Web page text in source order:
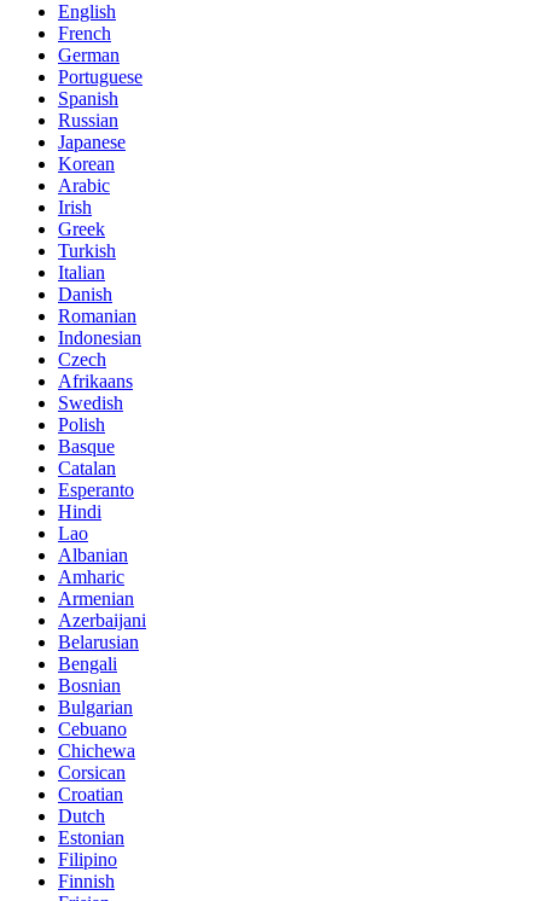
English
French
German
Portuguese
Spanish
Russian
Japanese
Korean
Arabic
Irish
Greek
Turkish
Italian
Danish
Romanian
Indonesian
Czech
Afrikaans
Swedish
Polish
Basque
Catalan
Esperanto
Hindi
Lao
Albanian
Amharic
Armenian
Azerbaijani
Belarusian
Bengali
Bosnian
Bulgarian
Cebuano
Chichewa
Corsican
Croatian
Dutch
Estonian
Filipino
Finnish